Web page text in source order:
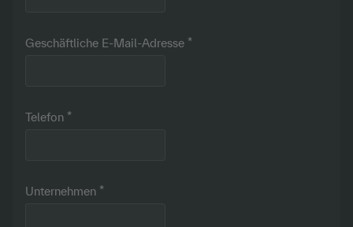
Geschäftliche E-Mail-Adresse
Telefon
Unternehmen